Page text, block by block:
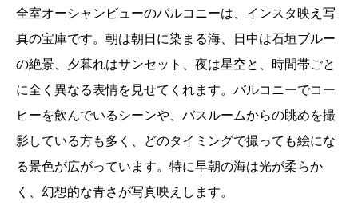
全室オーシャンビューのバルコニーは、インスタ映え写
真の宝庫です。朝は朝日に染まる海、日中は石垣ブルー
の絶景、夕暮れはサンセット、夜は星空と、時間帯ごと
に全く異なる表情を見せてくれます。バルコニーでコー
ヒーを飲んでいるシーンや、バスルームからの眺めを撮
影している方も多く、どのタイミングで撮っても絵にな
る景色が広がっています。特に早朝の海は光が柔らか
く、幻想的な青さが写真映えします。